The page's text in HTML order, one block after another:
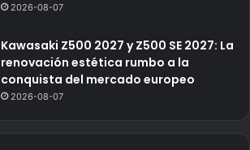
2026-08-07
Kawasaki Z500 2027 y Z500 SE 2027: La
renovación estética rumbo a la
conquista del mercado europeo
2026-08-07